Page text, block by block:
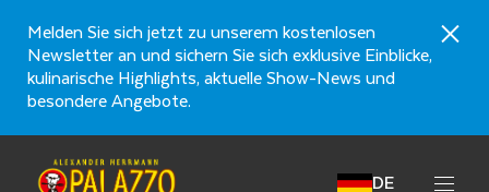
Melden Sie sich jetzt zu unserem kostenlosen
Newsletter an und sichern Sie sich exklusive Einblicke,
kulinarische Highlights, aktuelle Show-News und
besondere Angebote.
DE